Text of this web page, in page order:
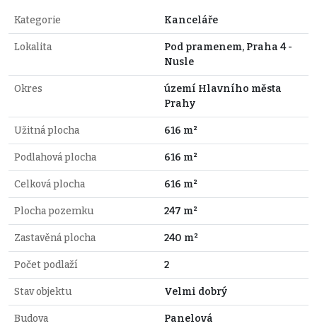
Kategorie Kanceláře
Lokalita
Pod pramenem, Praha 4 -
Nusle
Okres
území Hlavního města
Prahy
Užitná plocha 616 m²
Podlahová plocha 616 m²
Celková plocha 616 m²
Plocha pozemku 247 m²
Zastavěná plocha 240 m²
Počet podlaží 2
Stav objektu Velmi dobrý
Budova Panelová